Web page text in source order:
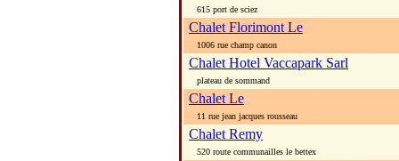
615 port de sciez
Chalet Florimont Le
1006 rue champ canon
Chalet Hotel Vaccapark Sarl
plateau de sommand
Chalet Le
11 rue jean jacques rousseau
Chalet Remy
520 route communailles le bettex